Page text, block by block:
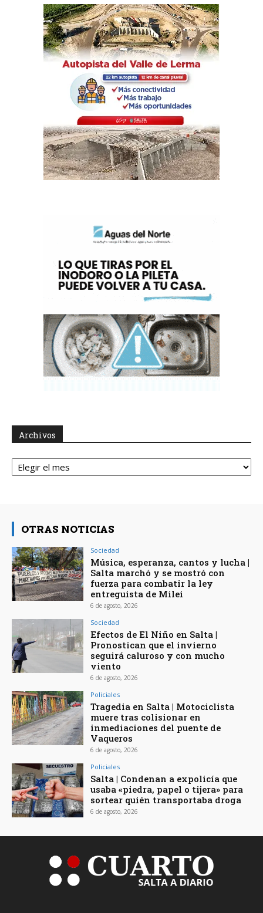
Archivos
Archivos
OTRAS NOTICIAS
Sociedad
Música, esperanza, cantos y lucha |
Salta marchó y se mostró con
fuerza para combatir la ley
entreguista de Milei
6 de agosto, 2026
Sociedad
Efectos de El Niño en Salta |
Pronostican que el invierno
seguirá caluroso y con mucho
viento
6 de agosto, 2026
Policiales
Tragedia en Salta | Motociclista
muere tras colisionar en
inmediaciones del puente de
Vaqueros
6 de agosto, 2026
Policiales
Salta | Condenan a expolicía que
usaba «piedra, papel o tijera» para
sortear quién transportaba droga
6 de agosto, 2026